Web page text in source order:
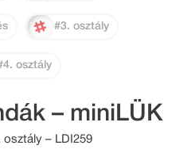
#3. osztály
osztály
– miniLÜK
– LDI259